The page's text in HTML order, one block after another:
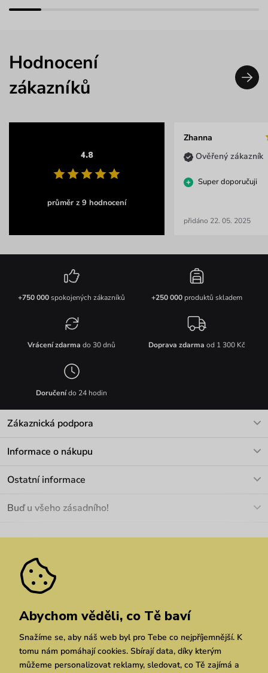
Hodnocení
zákazníků
4.8
průměr z 9 hodnocení
Zhanna
Ověřený zákazník
Super doporučuji
přidáno 22. 05. 2025
+750 000spokojených zákazníků +250 000produktů skladem
Vrácení zdarma do 30 dnů Doprava zdarma od 1 300 Kč
Doručenído 24 hodin
Zákaznická podpora
Informace o nákupu
Materiály a údržba
Pozáruční opravy
Ostatní informace
Velkoobchod
We Care
Dárkové poukazy
Vuchlook
Prodejny
Praha Brno Chrudim
Buď u všeho zásadního!
Zásady ochrany osobních údajů
Abychom věděli, co Tě baví
Snažíme se, aby náš web byl pro Tebe co nejpříjemnější. K
tomu nám pomáhají cookies. Sbírají data, díky kterým
můžeme personalizovat reklamy, sledovat, co Tě zajímá a